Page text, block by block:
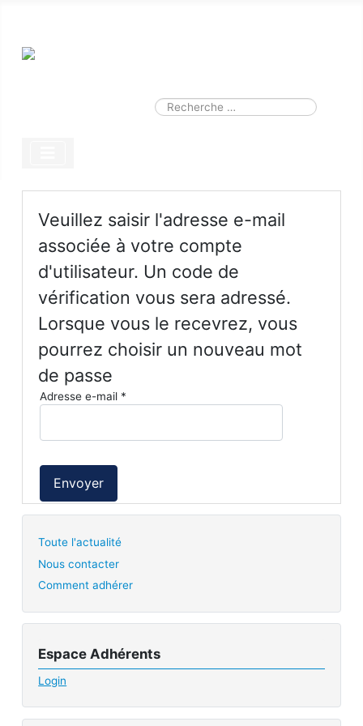
Valider
Veuillez saisir l'adresse e-mail
associée à votre compte
d'utilisateur. Un code de
vérification vous sera adressé.
Lorsque vous le recevrez, vous
pourrez choisir un nouveau mot
de passe
Adresse e-mail *
Envoyer
Toute l'actualité
Nous contacter
Comment adhérer
Espace Adhérents
Login